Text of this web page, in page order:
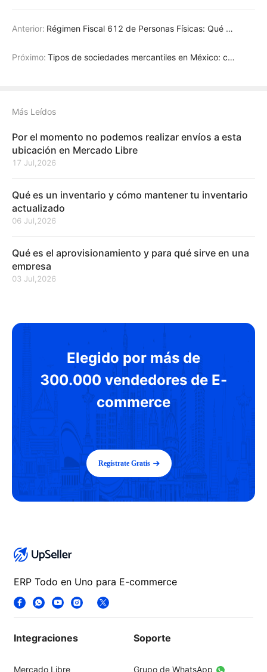
Anterior: Régimen Fiscal 612 de Personas Físicas: Qué es y para qué sirve
Próximo: Tipos de sociedades mercantiles en México: cuáles son y ejemplos
Más Leídos
Por el momento no podemos realizar envíos a esta
ubicación en Mercado Libre
17 Jul,2026
Qué es un inventario y cómo mantener tu inventario
actualizado
06 Jul,2026
Qué es el aprovisionamiento y para qué sirve en una
empresa
03 Jul,2026
Elegido por más de
300.000 vendedores de E-
commerce
Regístrate Gratis
ERP Todo en Uno para E-commerce
Integraciones
Mercado Libre
Soporte
Grupo de WhatsApp